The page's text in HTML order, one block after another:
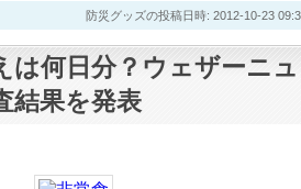
防災グッズの投稿日時: 2012-10-23
は何日分？ウェザーニュ
結果を発表